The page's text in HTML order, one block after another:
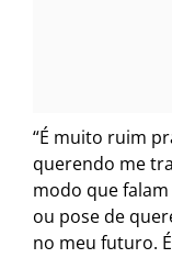
“É muito ruim
querendo me
modo que
ou pose de
no meu futuro.